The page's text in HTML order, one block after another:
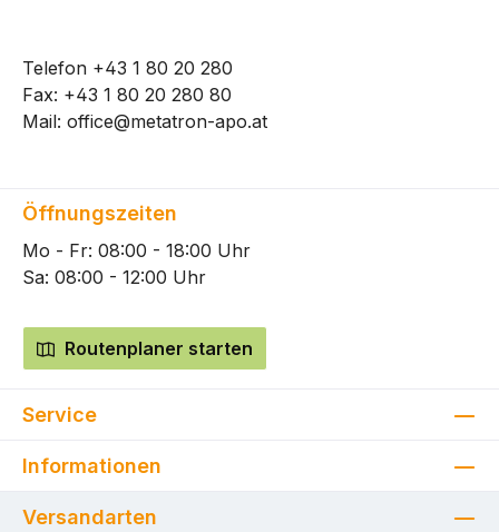
Telefon +43 1 80 20 280
Fax: +43 1 80 20 280 80
Mail: office@metatron-apo.at
Öffnungszeiten
Mo - Fr: 08:00 - 18:00 Uhr
Sa: 08:00 - 12:00 Uhr
Routenplaner starten
Service
Informationen
Versandarten